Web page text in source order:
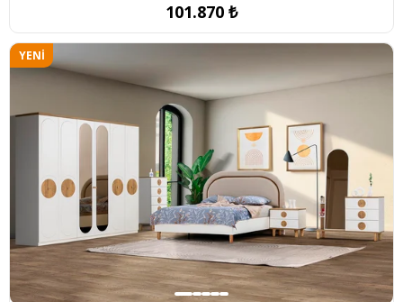
101.870 ₺
YENI
ÜRÜN